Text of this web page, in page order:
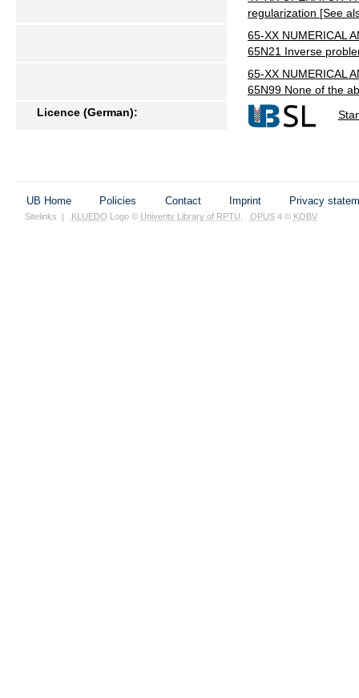
regularization [See
65-XX NUMERICAL
65N21 Inverse
65-XX NUMERICAL
65N99 None of the
Licence (German):
UB Home Policies Contact Imprint Privacy
Sitelinks KLUEDO Logo © Univerity Library of RPTU OPUS4 © KOBV